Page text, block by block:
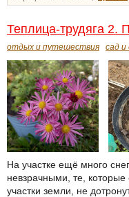
Теплица-трудяга 2.
отдых и путешествия сад и
На участке ещё много
невзрачными, те,
участки земли, не